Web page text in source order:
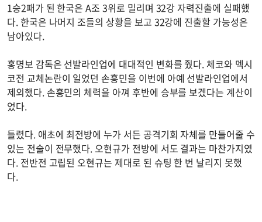
1승2패가 된 한국은 A조 3위로 밀리며 32강 자력진출에 실패했
다. 한국은 나머지 조들의 상황을 보고 32강에 진출할 가능성은
남아있다.
홍명보 감독은 선발라인업에 대대적인 변화를 줬다. 체코와 멕시
코전 교체논란이 일었던 손흥민을 이번에 아예 선발라인업에서
제외했다. 손흥민의 체력을 아껴 후반에 승부를 보겠다는 계산이
었다.
틀렸다. 애초에 최전방에 누가 서든 공격기회 자체를 만들어줄 수
있는 전술이 전무했다. 오현규가 전방에 서도 결과는 마찬가지였
다. 전반전 고립된 오현규는 제대로 된 슈팅 한 번 날리지 못했
다.